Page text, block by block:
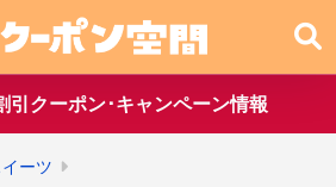
引クーポン･キャンペーン情報
イーツ